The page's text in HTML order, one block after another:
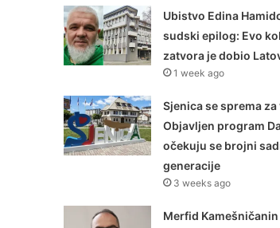
Ubistvo Edina
sudski epilog: Evo
zatvora je dobio
1 week ago
Sjenica se sprema
Objavljen program
očekuju se brojni
generacije
3 weeks ago
Merfid